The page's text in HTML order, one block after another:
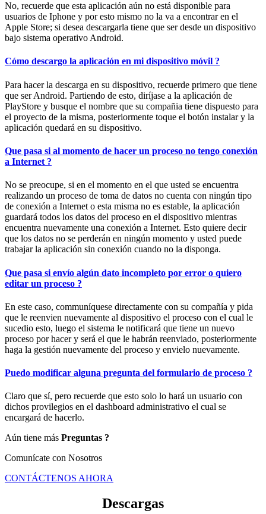
No, recuerde que esta aplicación aún no está disponible para
usuarios de Iphone y por esto mismo no la va a encontrar en el
Apple Store; si desea descargarla tiene que ser desde un dispositivo
bajo sistema operativo Android.
Cómo descargo la aplicación en mi dispositivo móvil ?
Para hacer la descarga en su dispositivo, recuerde primero que tiene
que ser Android. Partiendo de esto, diríjase a la aplicación de
PlayStore y busque el nombre que su compañia tiene dispuesto para
el proyecto de la misma, posteriormente toque el botón instalar y la
aplicación quedará en su dispositivo.
Que pasa si al momento de hacer un proceso no tengo conexión
a Internet ?
No se preocupe, si en el momento en el que usted se encuentra
realizando un proceso de toma de datos no cuenta con ningún tipo
de conexión a Internet o esta misma no es estable, la aplicación
guardará todos los datos del proceso en el dispositivo mientras
encuentra nuevamente una conexión a Internet. Esto quiere decir
que los datos no se perderán en ningún momento y usted puede
trabajar la aplicación sin conexión cuando no la disponga.
Que pasa si envío algún dato incompleto por error o quiero
editar un proceso ?
En este caso, communíquese directamente con su compañía y pida
que le reenvien nuevamente al dispositivo el proceso con el cual le
sucedio esto, luego el sistema le notificará que tiene un nuevo
proceso por hacer y será el que le habrán reenviado, posteriormente
haga la gestión nuevamente del proceso y envielo nuevamente.
Puedo modificar alguna pregunta del formulario de proceso ?
Claro que sí, pero recuerde que esto solo lo hará un usuario con
dichos provilegios en el dashboard administrativo el cual se
encargará de hacerlo.
Aún tiene más Preguntas ?
Comunícate con Nosotros
CONTÁCTENOS AHORA
Descargas